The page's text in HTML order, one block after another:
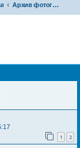
Архив фотографий
1 2